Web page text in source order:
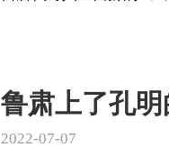
鲁肃上了孔
2022-07-07